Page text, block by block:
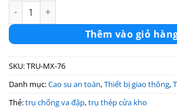
Trụ thép móc xích cao 100cm x phi
Thêm vào giỏ
SKU:TRU-MX-76
Danh mục:Cao su an toàn,Thiết bị giao thông,
Thẻ:trụ chống va đập,trụ thép cửa kho